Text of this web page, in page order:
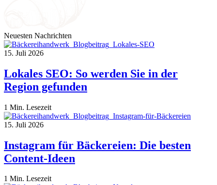
Neuesten Nachrichten
15. Juli 2026
Lokales SEO: So werden Sie in der
Region gefunden
1 Min. Lesezeit
15. Juli 2026
Instagram für Bäckereien: Die besten
Content-Ideen
1 Min. Lesezeit